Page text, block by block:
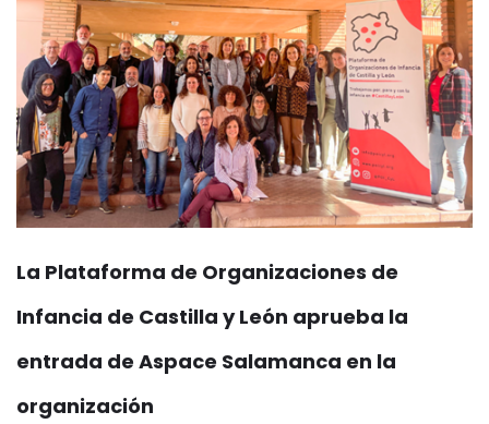
La Plataforma de Organizaciones de
Infancia de Castilla y León aprueba la
entrada de Aspace Salamanca en la
organización